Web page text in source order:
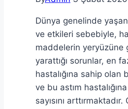
Dünya genelinde
ve etkileri sebebiyle,
maddelerin yeryüzüne
yarattığı sorunlar, en
hastalığına sahip olan
ve bu astım
sayısını